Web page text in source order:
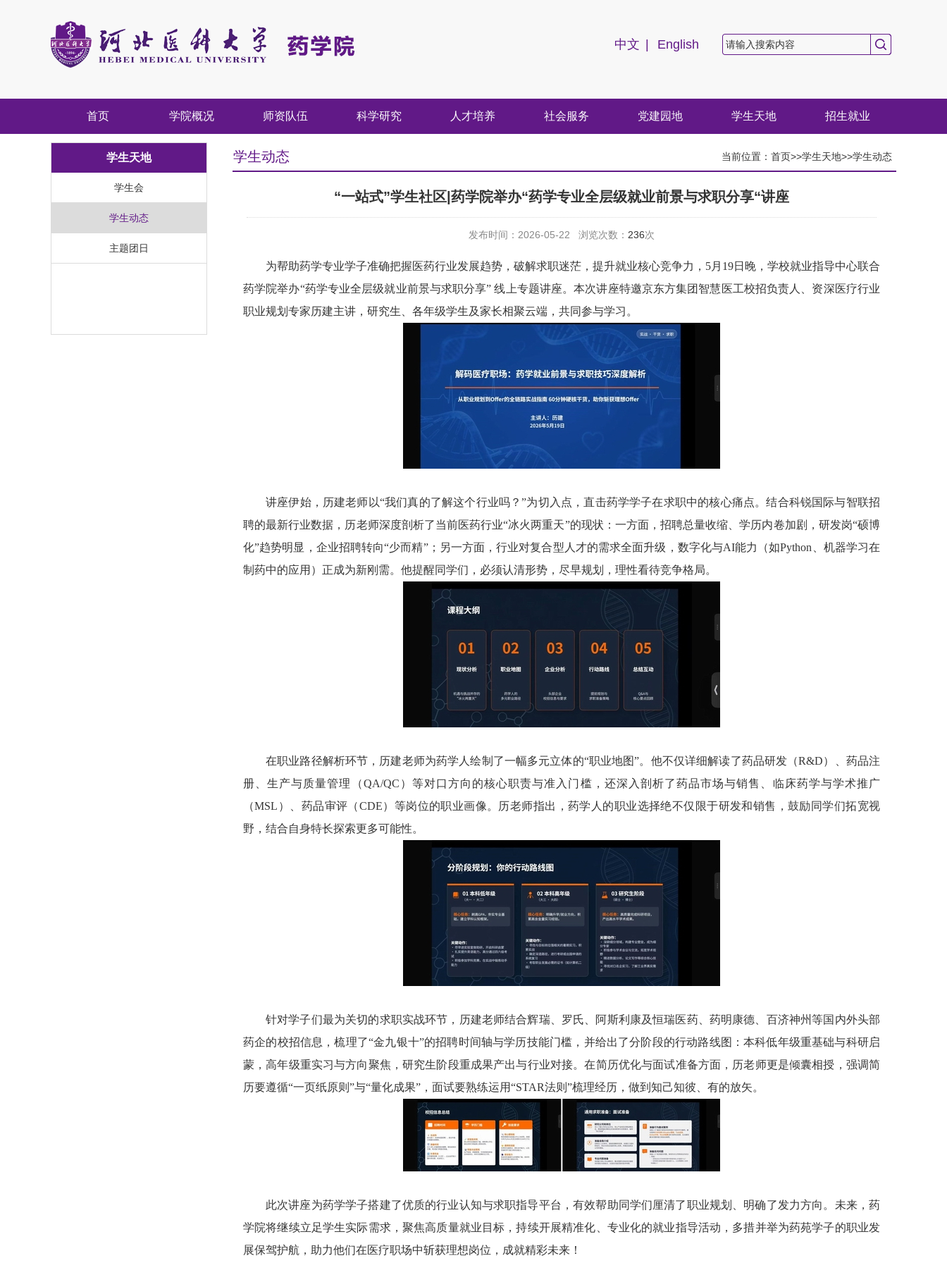
中文 English
首页 学院概况 师资队伍 科学研究 人才培养 社会服务 党建园地 学生天地 招生就业
学生天地
学生会
学生动态
主题团日
学生动态 当前位置： 首页>>学生天地>>学生动态
“一站式”学生社区|药学院举办“药学专业全层级就业前景与求职分享“讲座
发布时间：2026-05-22 浏览次数： 236次
为帮助药学专业学子准确把握医药行业发展趋势，破解求职迷茫，提升就业核心竞争力，5月19日晚，学校就业指导中心联合
药学院举办“药学专业全层级就业前景与求职分享” 线上专题讲座。本次讲座特邀京东方集团智慧医工校招负责人、资深医疗行业
职业规划专家历建主讲，研究生、各年级学生及家长相聚云端，共同参与学习。
讲座伊始，历建老师以“我们真的了解这个行业吗？”为切入点，直击药学学子在求职中的核心痛点。结合科锐国际与智联招
聘的最新行业数据，历老师深度剖析了当前医药行业“冰火两重天”的现状：一方面，招聘总量收缩、学历内卷加剧，研发岗“硕博
化”趋势明显，企业招聘转向“少而精”；另一方面，行业对复合型人才的需求全面升级，数字化与AI能力（如Python、机器学习在
制药中的应用）正成为新刚需。他提醒同学们，必须认清形势，尽早规划，理性看待竞争格局。
在职业路径解析环节，历建老师为药学人绘制了一幅多元立体的“职业地图”。他不仅详细解读了药品研发（R&D）、药品注
册、生产与质量管理（QA/QC）等对口方向的核心职责与准入门槛，还深入剖析了药品市场与销售、临床药学与学术推广
（MSL）、药品审评（CDE）等岗位的职业画像。历老师指出，药学人的职业选择绝不仅限于研发和销售，鼓励同学们拓宽视
野，结合自身特长探索更多可能性。
针对学子们最为关切的求职实战环节，历建老师结合辉瑞、罗氏、阿斯利康及恒瑞医药、药明康德、百济神州等国内外头部
药企的校招信息，梳理了“金九银十”的招聘时间轴与学历技能门槛，并给出了分阶段的行动路线图：本科低年级重基础与科研启
蒙，高年级重实习与方向聚焦，研究生阶段重成果产出与行业对接。在简历优化与面试准备方面，历老师更是倾囊相授，强调简
历要遵循“一页纸原则”与“量化成果”，面试要熟练运用“STAR法则”梳理经历，做到知己知彼、有的放矢。
此次讲座为药学学子搭建了优质的行业认知与求职指导平台，有效帮助同学们厘清了职业规划、明确了发力方向。未来，药
学院将继续立足学生实际需求，聚焦高质量就业目标，持续开展精准化、专业化的就业指导活动，多措并举为药苑学子的职业发
展保驾护航，助力他们在医疗职场中斩获理想岗位，成就精彩未来！